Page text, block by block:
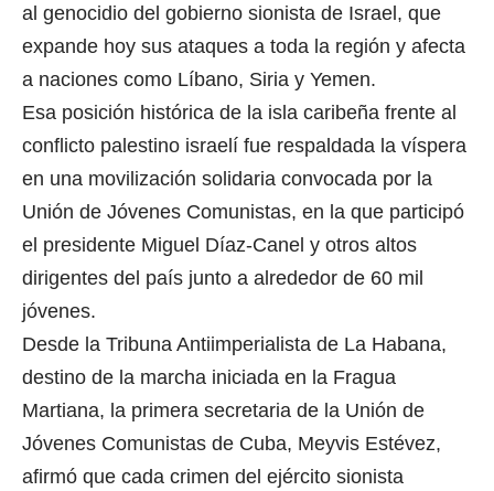
al genocidio del gobierno sionista de Israel, que
expande hoy sus ataques a toda la región y afecta
a naciones como Líbano, Siria y Yemen.
Esa posición histórica de la isla caribeña frente al
conflicto palestino israelí fue respaldada la víspera
en una movilización solidaria convocada por la
Unión de Jóvenes Comunistas, en la que participó
el presidente Miguel Díaz-Canel y otros altos
dirigentes del país junto a alrededor de 60 mil
jóvenes.
Desde la Tribuna Antiimperialista de La Habana,
destino de la marcha iniciada en la Fragua
Martiana, la primera secretaria de la Unión de
Jóvenes Comunistas de Cuba, Meyvis Estévez,
afirmó que cada crimen del ejército sionista